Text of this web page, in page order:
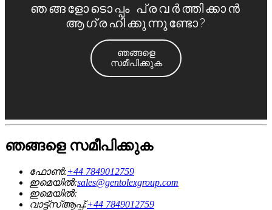
ഞങ്ങളോടൊപ്പം പ്രവർത്തിക്കാൻ
ആഗ്രഹിക്കുന്നുണ്ടോ?
ഞങ്ങളെ
സമീപിക്കുക
ഞങ്ങളെ സമീപിക്കുക
ഫോൺ:+44 7849012759
ഇമെയിൽ:sales@gentolexgroup.com
ഇമെയിൽ:
വാട്ട്‌സ്ആപ്പ്:+44 7849012759